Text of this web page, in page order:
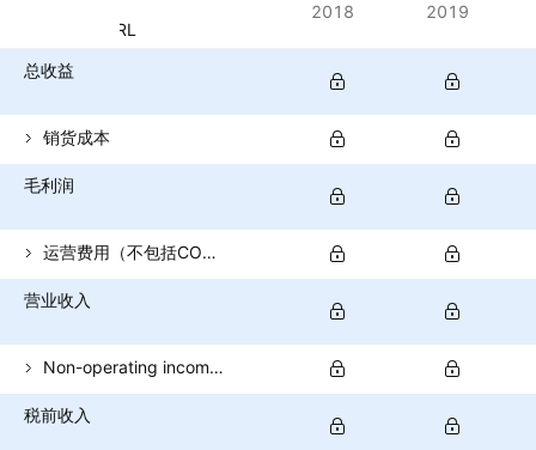
货币：BRL
2018 2019
总收益
销货成本
毛利润
运营费用（不包括COGS）
营业收入
Non-operating income (total)
税前收入